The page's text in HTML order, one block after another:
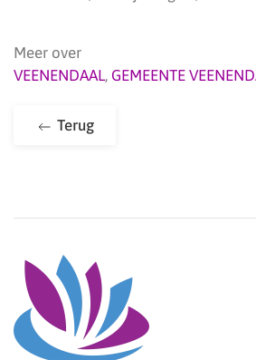
Meer over
VEENENDAAL, GEMEENTE
Terug